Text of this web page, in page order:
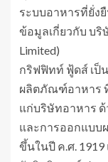
ระบบอาหารที่ยั่ง
ข้อมูลเกี่ยวกับ บริ
Limited)
กริฟฟิทท์ ฟู้ดส์ เ
ผลิตภัณฑ์อาหาร
แก่บริษัทอาหาร
และการออกแบ
ขึ้นในปี ค.ศ.